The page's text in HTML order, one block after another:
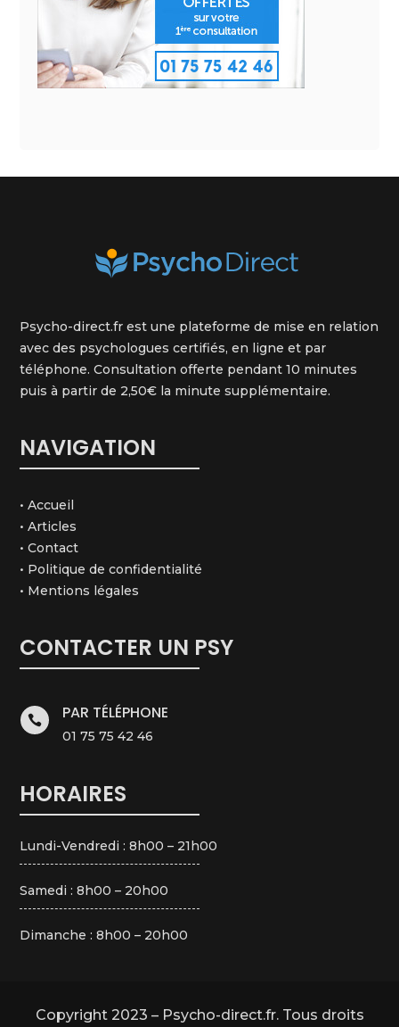
Psycho-direct.fr est une plateforme de mise en relation
avec des psychologues certifiés, en ligne et par
téléphone. Consultation offerte pendant 10 minutes
puis à partir de 2,50€ la minute supplémentaire.
NAVIGATION
•Accueil
•Articles
•Contact
• Politique de confidentialité
• Mentions légales
CONTACTER UN PSY
 PAR TÉLÉPHONE
01 75 75 42 46
HORAIRES
Lundi-Vendredi : 8h00 – 21h00
Samedi : 8h00 – 20h00
Dimanche : 8h00 – 20h00
Copyright 2023 – Psycho-direct.fr. Tous droits